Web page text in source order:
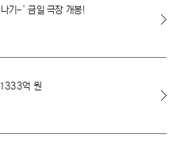
기-‘ 금일 극장 개봉!
억 원